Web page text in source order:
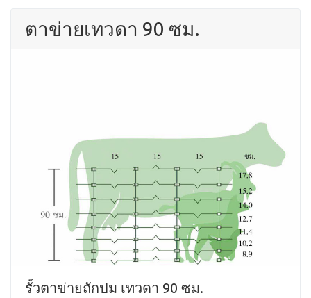
ตาข่ายเทวดา 90 ซม.
รั้วตาข่ายถักปม เทวดา 90 ซม.